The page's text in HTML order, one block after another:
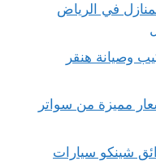
في الرياض
وصيانة هنقر
مميزة من سواتر
شينكو سيارات